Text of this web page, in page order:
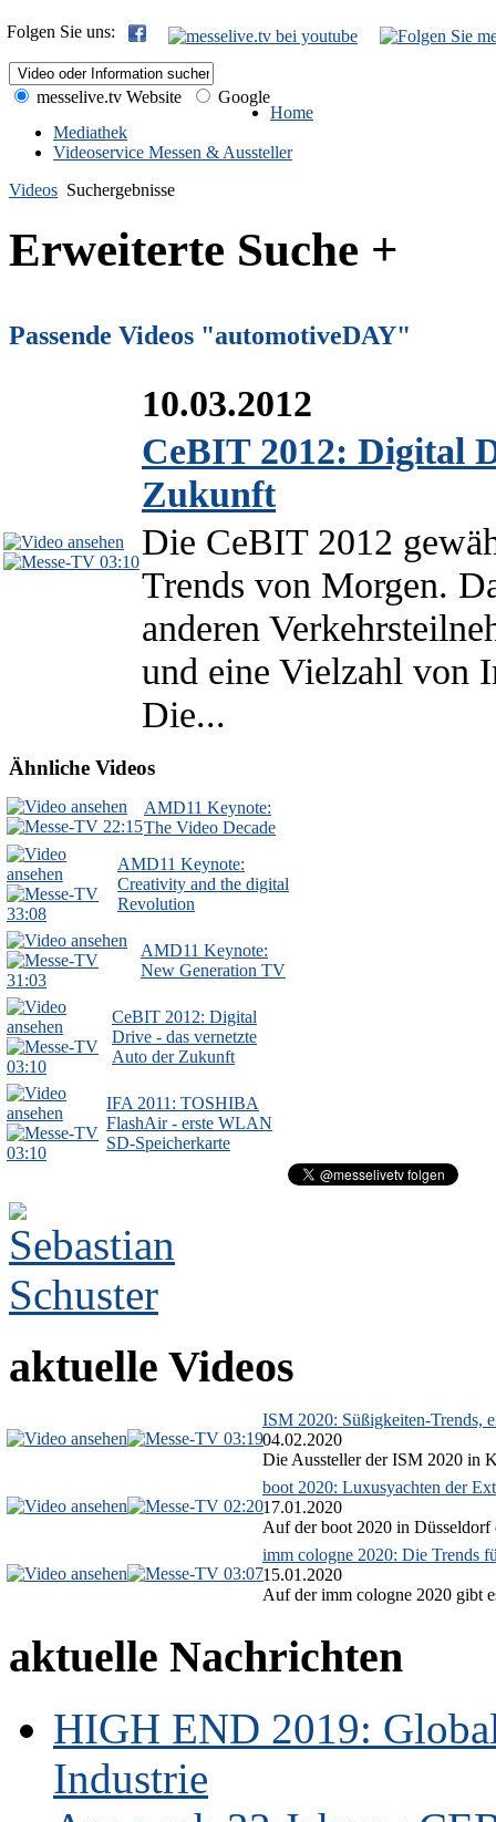
Folgen Sie uns:
messelive.tv Website
Google
Home
Mediathek
Videoservice Messen & Aussteller
Videos Suchergebnisse
Erweiterte Suche +
Passende Videos "automotiveDAY"
03:10
10.03.2012
CeBIT 2012: Digital
Zukunft
Die CeBIT 2012
Trends von Morgen.
anderen
und eine Vielzahl von
Die...
Ähnliche Videos
22:15
AMD11 Keynote:
The Video Decade
33:08
AMD11 Keynote:
Creativity and the digital
Revolution
31:03
AMD11 Keynote:
New Generation TV
03:10
CeBIT 2012: Digital
Drive - das vernetzte
Auto der Zukunft
03:10
IFA 2011: TOSHIBA
FlashAir - erste WLAN
SD-Speicherkarte
aktuelle Videos
03:19
ISM 2020: Süßigkeiten-Trends,
04.02.2020
Die Aussteller der ISM 2020 in
02:20
boot 2020: Luxusyachten der
17.01.2020
Auf der boot 2020 in Düsseldorf
03:07
imm cologne 2020: Die Trends
15.01.2020
Auf der imm cologne 2020 gibt
aktuelle Nachrichten
HIGH END 2019:
Industrie